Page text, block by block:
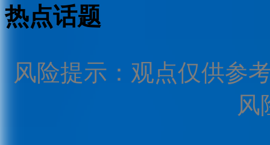
热点话题
风险提示：观点仅供参
风